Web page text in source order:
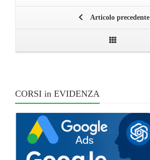
Articolo precedente
CORSI in EVIDENZA